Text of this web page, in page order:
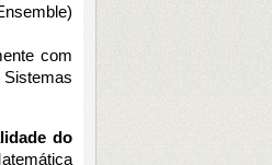
com
Sistemas
do